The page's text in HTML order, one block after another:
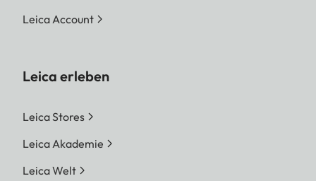
Leica Account
Leica erleben
Leica Stores
Leica Akademie
Leica Welt